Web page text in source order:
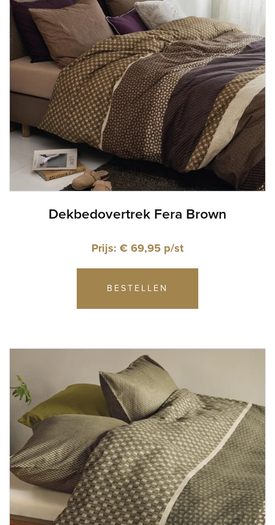
Dekbedovertrek Fera Brown
Prijs: € 69,95 p/st
BESTELLEN